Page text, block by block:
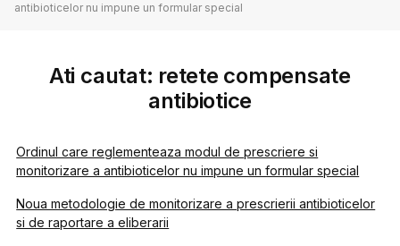
antibioticelor nu impune un formular special
Ati cautat: retete compensate
antibiotice
Ordinul care reglementeaza modul de prescriere si
monitorizare a antibioticelor nu impune un formular special
Noua metodologie de monitorizare a prescrierii antibioticelor
si de raportare a eliberarii